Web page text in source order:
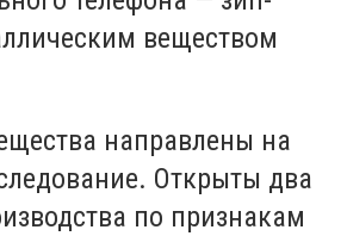
веществом
направлены на
Открыты два
по признакам